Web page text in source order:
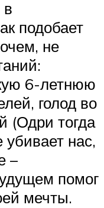
в
подобает
не
6-летнюю
голод во
(Одри тогда
нас,
–
помог
мечты.